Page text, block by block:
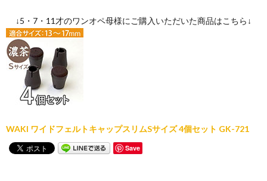
↓5・7・11才のワンオペ母様にご購入いただいた商品はこちら↓
WAKI ワイドフェルトキャップスリムSサイズ 4個セット GK-721
Save